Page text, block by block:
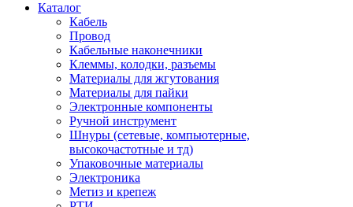
Каталог
Кабель
Провод
Кабельные наконечники
Клеммы, колодки, разъемы
Материалы для жгутования
Материалы для пайки
Электронные компоненты
Ручной инструмент
Шнуры (сетевые, компьютерные,
высокочастотные и тд)
Упаковочные материалы
Электроника
Метиз и крепеж